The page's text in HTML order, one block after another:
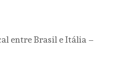
entre Brasil e Itália –